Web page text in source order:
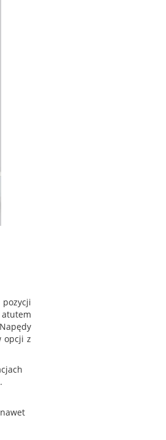
atutem
opcji z